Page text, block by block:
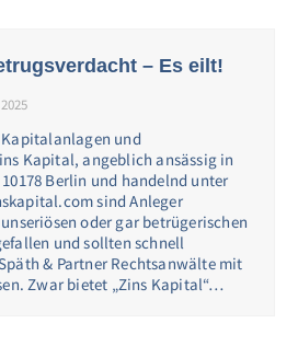
– Es eilt!
und
Kapital, angeblich ansässig in
Berlin und handelnd unter
sind Anleger
oder gar betrügerischen
und sollten schnell
& Partner Rechtsanwälte mit
Zwar bietet „Zins Kapital“…